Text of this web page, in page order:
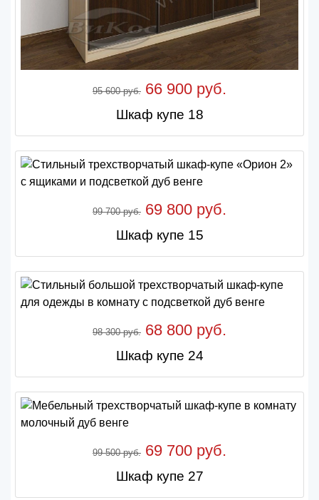
95 600 руб. 66 900 руб.
Шкаф купе 18
99 700 руб. 69 800 руб.
Шкаф купе 15
98 300 руб. 68 800 руб.
Шкаф купе 24
99 500 руб. 69 700 руб.
Шкаф купе 27